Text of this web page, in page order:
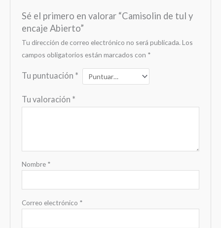
Sé el primero en valorar “Camisolin de tul y
encaje Abierto”
Tu dirección de correo electrónico no será publicada. Los
campos obligatorios están marcados con *
Tu puntuación *
Tu valoración *
Nombre *
Correo electrónico *